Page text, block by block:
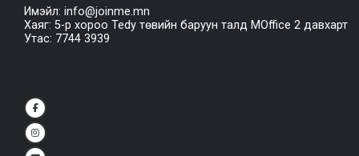
Имэйл: info@joinme.mn
Хаяг: 5-р хороо Tedy төвийн баруун талд MOffice 2 давхарт
Утас: 7744 3939